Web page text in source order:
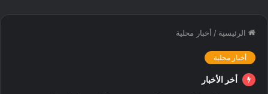
الرئيسية / أخبار محلية
أخبار محلية
أخر الأخبار